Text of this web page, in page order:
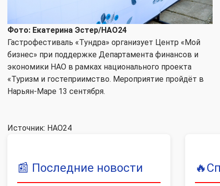
Фото: Екатерина Эстер/НАО24
Гастрофестиваль «Тундра» организует Центр «Мой
бизнес» при поддержке Департамента финансов и
экономики НАО в рамках национального проекта
«Туризм и гостеприимство. Мероприятие пройдёт в
Нарьян-Маре 13 сентября.
Источник: НАО24
📰 Последние новости 🔥